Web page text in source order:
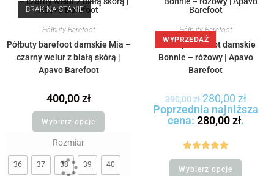
BRAK NA STANIE
Półbuty Barefoot
Półbuty barefoot damskie Mia –
czarny welur z białą skórą |
Apavo Barefoot
400,00zł
Wybierz opcje
Rozmiar
36 37 38 39 40
WYPRZEDAŻ
Półbuty Barefoot
Półbuty barefoot damskie
Bonnie – różowy | Apavo
Barefoot
390,00zł 280,00 zł
Poprzednia najniższa
cena: 280,00zł.
Oceniono
5.00na 5
Wybierz opcje